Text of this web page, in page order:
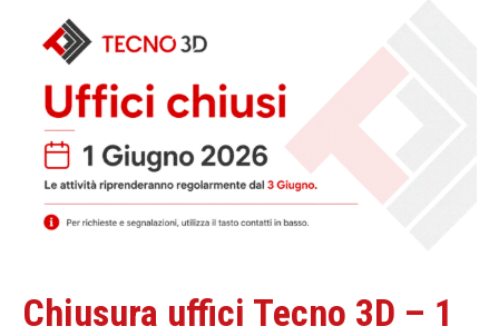
Chiusura uffici Tecno 3D – 1